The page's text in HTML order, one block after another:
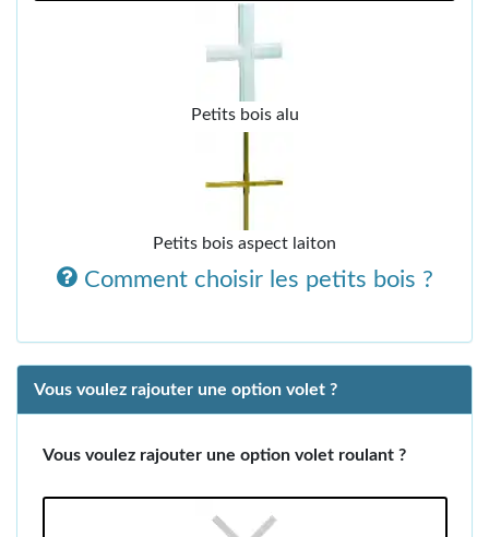
Petits bois alu
Petits bois aspect laiton
Comment choisir les petits bois ?
Vous voulez rajouter une option volet ?
Vous voulez rajouter une option volet roulant ?